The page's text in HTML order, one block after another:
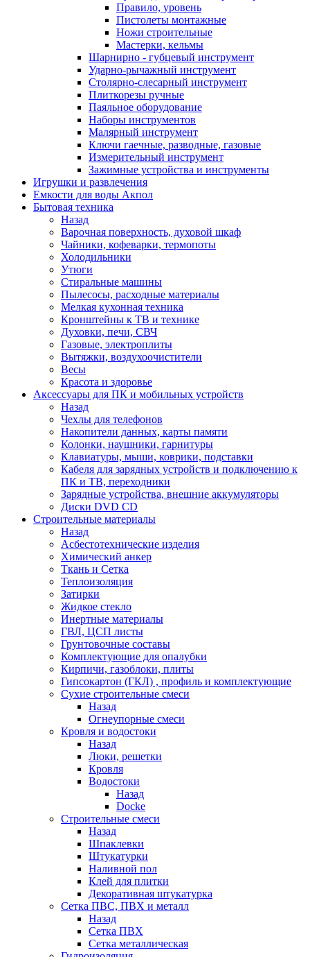
Правило, уровень
Пистолеты монтажные
Ножи строительные
Мастерки, кельмы
Шарнирно - губцевый инструмент
Ударно-рычажный инструмент
Столярно-слесарный инструмент
Плиткорезы ручные
Паяльное оборудование
Наборы инструментов
Малярный инструмент
Ключи гаечные, разводные, газовые
Измерительный инструмент
Зажимные устройства и инструменты
Игрушки и развлечения
Емкости для воды Акпол
Бытовая техника
Назад
Варочная поверхность, духовой шкаф
Чайники, кофеварки, термопоты
Холодильники
Утюги
Стиральные машины
Пылесосы, расходные материалы
Мелкая кухонная техника
Кронштейны к ТВ и технике
Духовки, печи, СВЧ
Газовые, электроплиты
Вытяжки, воздухоочистители
Весы
Красота и здоровье
Аксессуары для ПК и мобильных устройств
Назад
Чехлы для телефонов
Накопители данных, карты памяти
Колонки, наушники, гарнитуры
Клавиатуры, мыши, коврики, подставки
Кабеля для зарядных устройств и подключению к
ПК и ТВ, переходники
Зарядные устройства, внешние аккумуляторы
Диски DVD CD
Строительные материалы
Назад
Асбестотехнические изделия
Химический анкер
Ткань и Сетка
Теплоизоляция
Затирки
Жидкое стекло
Инертные материалы
ГВЛ, ЦСП листы
Грунтовочные составы
Комплектующие для опалубки
Кирпичи, газоблоки, плиты
Гипсокартон (ГКЛ) , профиль и комплектующие
Сухие строительные смеси
Назад
Огнеупорные смеси
Кровля и водостоки
Назад
Люки, решетки
Кровля
Водостоки
Назад
Docke
Строительные смеси
Назад
Шпаклевки
Штукатурки
Наливной пол
Клей для плитки
Декоративная штукатурка
Сетка ПВС, ПВХ и металл
Назад
Сетка ПВХ
Сетка металлическая